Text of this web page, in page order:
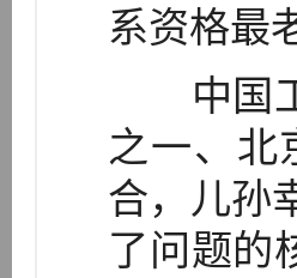
系资格最
中国工
之一、北
合，儿孙
了问题的